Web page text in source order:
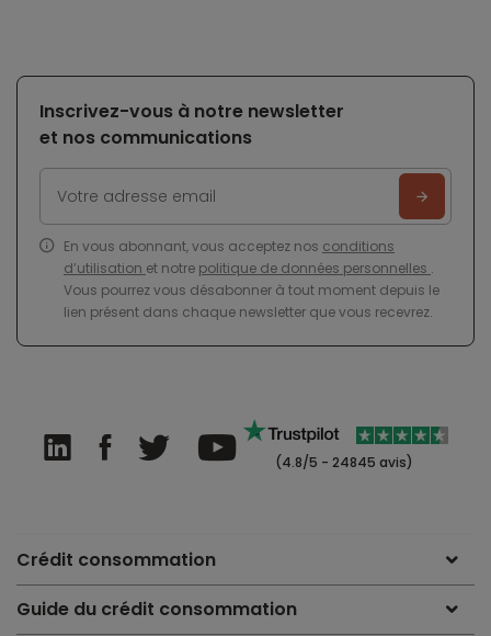
Inscrivez-vous à notre newsletter
et nos communications
En vous abonnant, vous acceptez nos conditions
d’utilisation et notre politique de données personnelles .
Vous pourrez vous désabonner à tout moment depuis le
lien présent dans chaque newsletter que vous recevrez.
(4.8/5 - 24845 avis)
Crédit consommation
Guide du crédit consommation